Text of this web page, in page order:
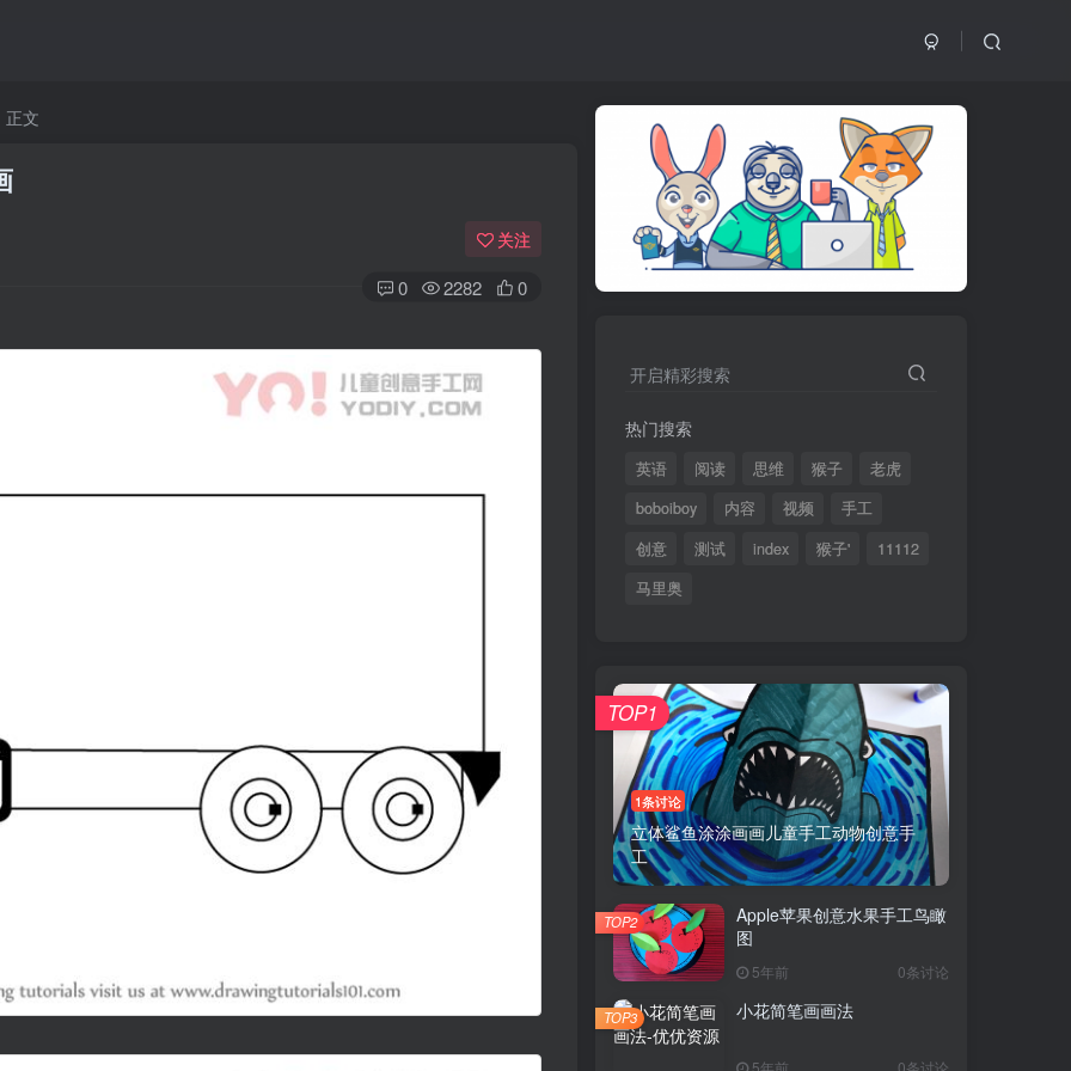
正文
关注
0 2282 0
开启精彩搜索
热门搜索
英语 阅读 思维 猴子
老虎
boboiboy
内容 视频
手工
创意
测试 index 猴子'
11112
马里奥
1条讨论
立体鲨鱼涂涂画画儿童手工动物创意手
工
TOP1
Apple苹果创意水果手工鸟瞰
图
5年前 0条讨论
TOP2
小花简笔画画法
5年前 0条讨论
TOP3